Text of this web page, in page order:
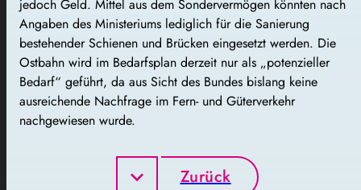
jedoch Geld. Mittel aus dem Sondervermögen könnten nach
Angaben des Ministeriums lediglich für die Sanierung
bestehender Schienen und Brücken eingesetzt werden. Die
Ostbahn wird im Bedarfsplan derzeit nur als „potenzieller
Bedarf“ geführt, da aus Sicht des Bundes bislang keine
ausreichende Nachfrage im Fern- und Güterverkehr
nachgewiesen wurde.
Zurück